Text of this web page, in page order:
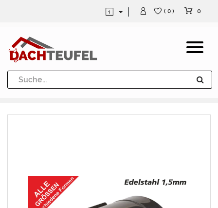
Dachrinne und Fallrohre
Werkzeuge und Löttechnik
( 0 ) 0